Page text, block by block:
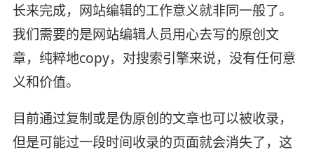
长来完成，网站编辑的工作意义就非同一般了。
我们需要的是网站编辑人员用心去写的原创文
章，纯粹地copy，对搜索引擎来说，没有任何意
义和价值。
目前通过复制或是伪原创的文章也可以被收录，
但是可能过一段时间收录的页面就会消失了，这